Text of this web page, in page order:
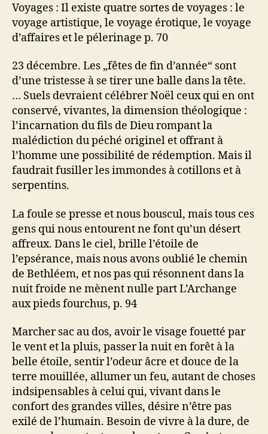
Voyages : Il existe quatre sortes de voyages : le
voyage artistique, le voyage érotique, le voyage
d’affaires et le pélerinage p. 70
23 décembre. Les „fêtes de fin d’année“ sont
d’une tristesse à se tirer une balle dans la tête.
… Suels devraient célébrer Noël ceux qui en ont
conservé, vivantes, la dimension théologique :
l’incarnation du fils de Dieu rompant la
malédiction du péché originel et offrant à
l’homme une possibilité de rédemption. Mais il
faudrait fusiller les immondes à cotillons et à
serpentins.
La foule se presse et nous bouscul, mais tous ces
gens qui nous entourent ne font qu’un désert
affreux. Dans le ciel, brille l’étoile de
l’epsérance, mais nous avons oublié le chemin
de Bethléem, et nos pas qui résonnent dans la
nuit froide ne mènent nulle part L’Archange
aux pieds fourchus, p. 94
Marcher sac au dos, avoir le visage fouetté par
le vent et la pluis, passer la nuit en forêt à la
belle étoile, sentir l’odeur âcre et douce de la
terre mouillée, allumer un feu, autant de choses
indsipensables à celui qui, vivant dans le
confort des grandes villes, désire n’être pas
exilé de l’humain. Besoin de vivre à la dure, de